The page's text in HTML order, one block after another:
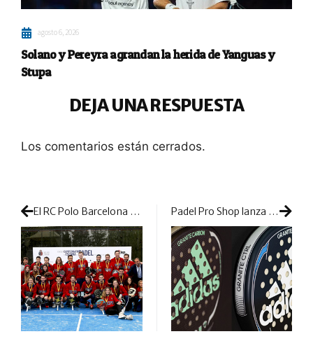
agosto 6, 2026
Solano y Pereyra agrandan la herida de Yanguas y
Stupa
DEJA UNA RESPUESTA
Los comentarios están cerrados.
El RC Polo Barcelona no da opción: supremacía total para convertirse en doble campeón de España Padel Pro Shop lanza al mercado dos nuevas palas Edición Limitada